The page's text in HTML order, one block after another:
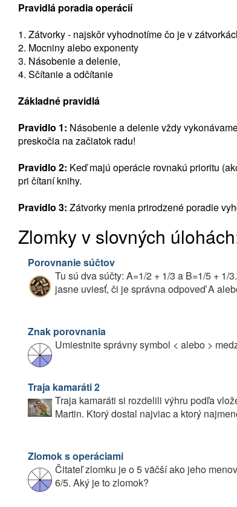
Pravidlá poradia operácií
1. Zátvorky - najskôr vyhodnotíme čo je v
2. Mocniny alebo exponenty
3. Násobenie a delenie,
4. Sčítanie a odčítanie
Základné pravidlá
Pravidlo 1: Násobenie a delenie vždy
preskočia na začiatok radu!
Pravidlo 2: Keď majú operácie rovnakú prioritu
pri čítaní knihy.
Pravidlo 3: Zátvorky menia prirodzené poradie
Zlomky v slovných
Porovnanie súčtov
Tu sú dva súčty: A=1/2 + 1/3 a B=1/5 +
jasne uviesť, či je správna odpoveď A
Znak porovnania
Umiestnite správny symbol < alebo >
Traja kamaráti 2
Traja kamaráti si rozdelili výhru podľa
Martin. Ktorý dostal najviac a ktorý
Zlomok s operáciami
Čitateľ zlomku je o 5 väčší ako jeho
6/5. Aký je to zlomok?